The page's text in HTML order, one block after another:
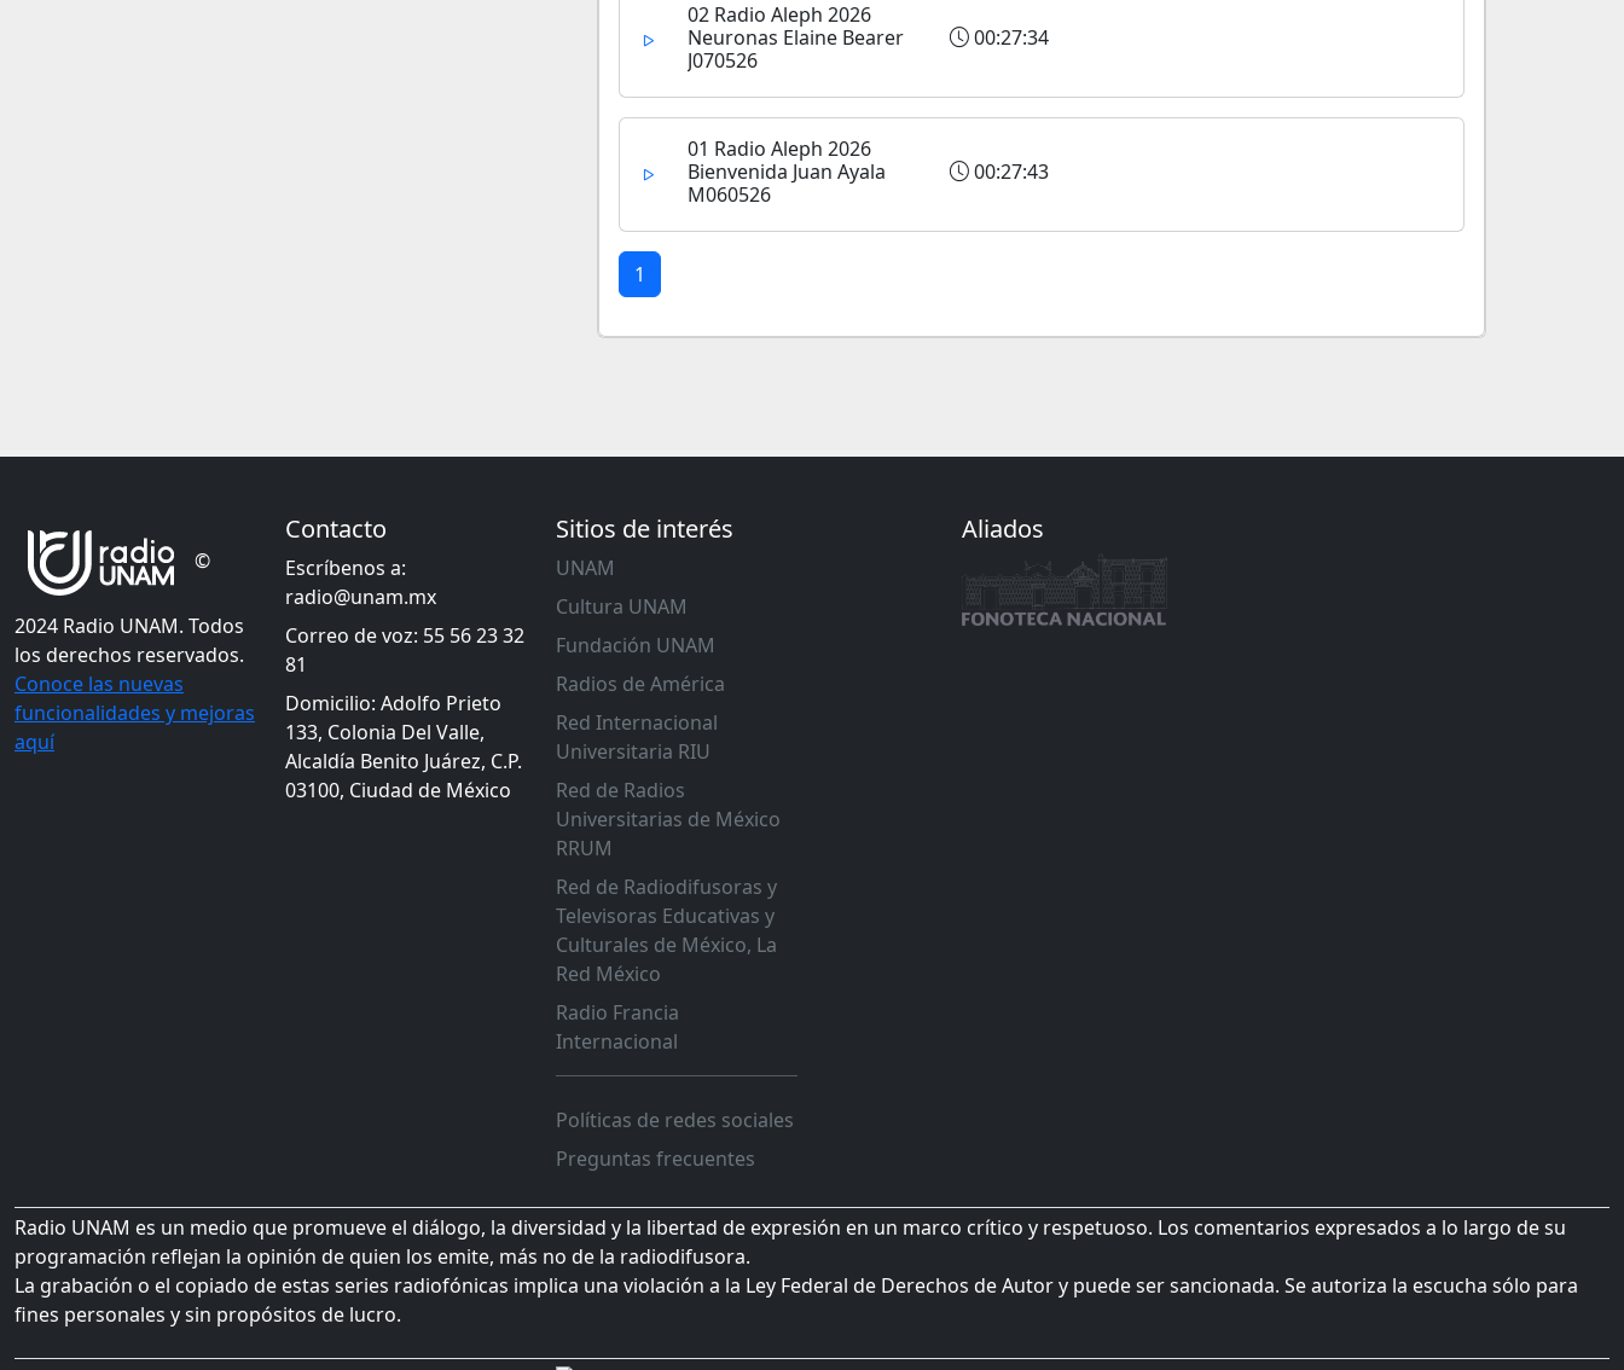
02 Radio Aleph 2026
Neuronas Elaine Bearer
J070526
00:27:34
01 Radio Aleph 2026
Bienvenida Juan Ayala
M060526
00:27:43
1
©
2024 Radio UNAM. Todos
los derechos reservados.
Conoce las nuevas
funcionalidades y mejoras
aquí
Contacto
Escríbenos a:
radio@unam.mx
Correo de voz: 55 56 23 32
81
Domicilio: Adolfo Prieto
133, Colonia Del Valle,
Alcaldía Benito Juárez, C.P.
03100, Ciudad de México
Sitios de interés
UNAM
Cultura UNAM
Fundación UNAM
Radios de América
Red Internacional
Universitaria RIU
Red de Radios
Universitarias de México
RRUM
Red de Radiodifusoras y
Televisoras Educativas y
Culturales de México, La
Red México
Radio Francia
Internacional
Políticas de redes sociales
Preguntas frecuentes
Aliados
Radio UNAM es un medio que promueve el diálogo, la diversidad y la libertad de expresión en un marco crítico y respetuoso. Los comentarios expresados a lo largo de su
programación reflejan la opinión de quien los emite, más no de la radiodifusora.
La grabación o el copiado de estas series radiofónicas implica una violación a la Ley Federal de Derechos de Autor y puede ser sancionada. Se autoriza la escucha sólo para
fines personales y sin propósitos de lucro.